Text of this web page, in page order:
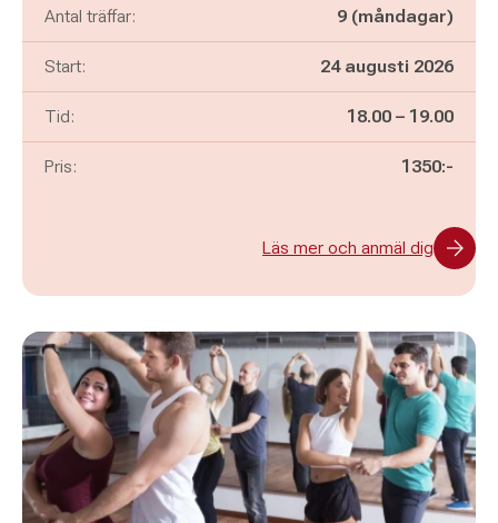
Antal träffar: 9 (måndagar)
Start: 24 augusti 2026
Tid: Pågår mellan
18.00 – och
19.00
Pris: 1350:-
Läs mer och anmäl dig